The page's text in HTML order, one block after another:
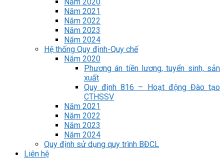
Năm 2021
Năm 2022
Năm 2023
Năm 2024
Hệ thống Quy định-Quy chế
Năm 2020
Phương án tiền lương, tuyển sinh, sản
xuất
Quy định 816 – Hoạt động Đào tạo
CTHSSV
Năm 2021
Năm 2022
Năm 2023
Năm 2024
Quy định sử dụng quy trình BĐCL
Liên hệ